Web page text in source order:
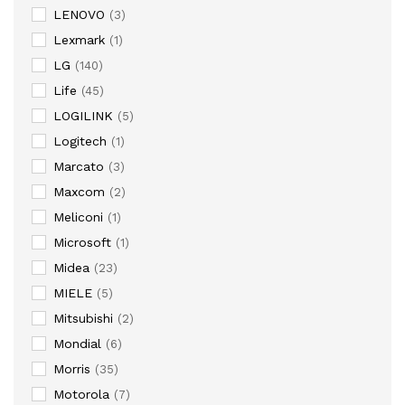
LENOVO (3)
Lexmark (1)
LG (140)
Life (45)
LOGILINK (5)
Logitech (1)
Marcato (3)
Maxcom (2)
Meliconi (1)
Microsoft (1)
Midea (23)
MIELE (5)
Mitsubishi (2)
Mondial (6)
Morris (35)
Motorola (7)